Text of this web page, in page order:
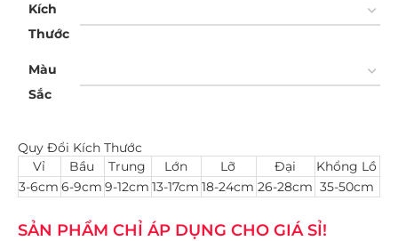
Kích
Thước
Màu
Sắc
Quy Đổi Kích Thước
Vỉ
Bầu Trung Lớn Lỡ Đại
Khổng Lồ
3-6cm 6-9cm 9-12cm 13-17cm 18-24cm 26-28cm 35-50cm
SẢN PHẨM CHỈ ÁP DỤNG CHO GIÁ SỈ!